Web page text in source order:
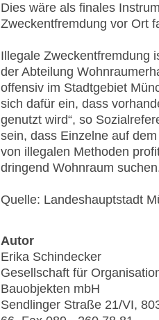
Dies wäre als finales
Zweckentfremdung vor Ort
Illegale Zweckentfremdung
der Abteilung
offensiv im Stadtgebiet
sich dafür ein, dass
genutzt wird“, so
sein, dass Einzelne auf
von illegalen Methoden
dringend Wohnraum
Quelle: Landeshauptstadt
Autor
Erika Schindecker
Gesellschaft für
Bauobjekten mbH
Sendlinger Straße 21/VI,